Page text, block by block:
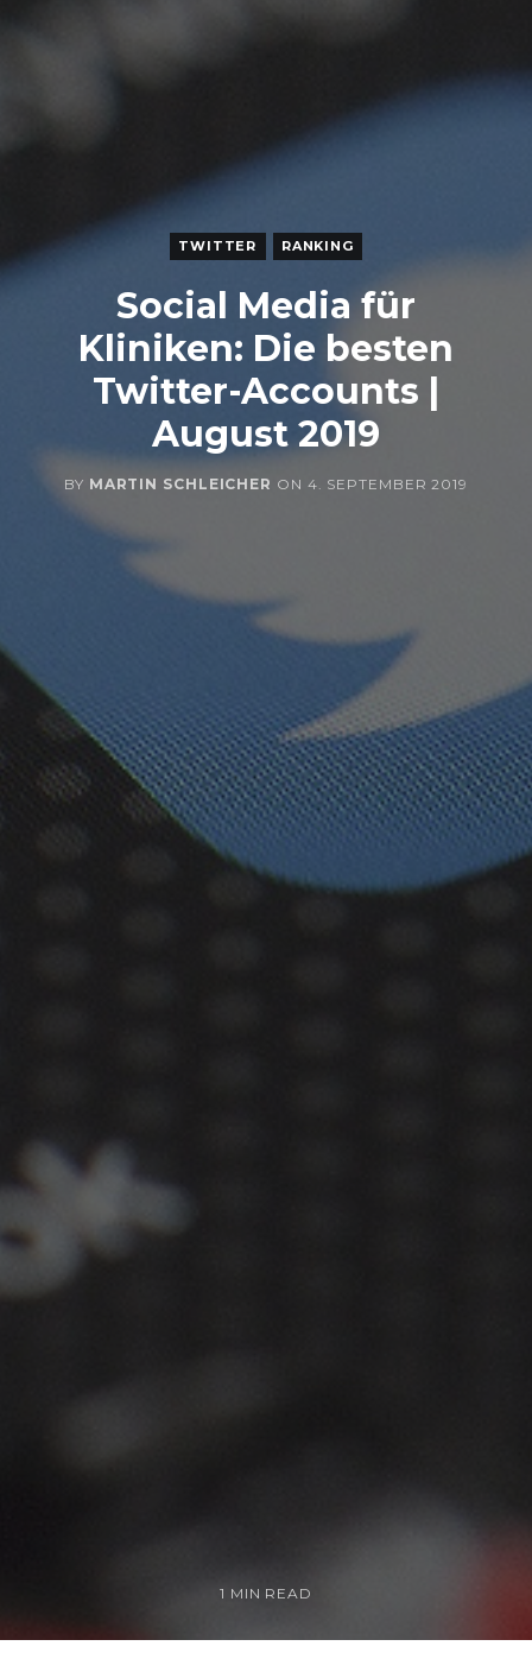
TWITTER RANKING
Social Media für
Kliniken: Die besten
Twitter-Accounts |
August 2019
BY MARTIN SCHLEICHER ON 4. SEPTEMBER 2019
1 MIN READ